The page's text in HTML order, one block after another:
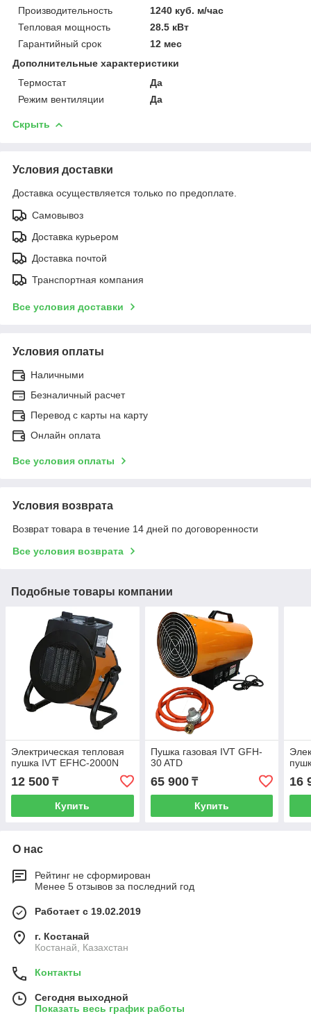
Производительность
1240 куб. м/час
Тепловая мощность
28.5 кВт
Гарантийный срок
12 мес
Дополнительные характеристики
Термостат
Да
Режим вентиляции
Да
Скрыть
Условия доставки
Доставка осуществляется только по предоплате.
Самовывоз
Доставка курьером
Доставка почтой
Транспортная компания
Все условия доставки
Условия оплаты
Наличными
Безналичный расчет
Перевод с карты на карту
Онлайн оплата
Все условия оплаты
Условия возврата
Возврат товара в течение 14 дней по договоренности
Все условия возврата
Подобные товары компании
Электрическая тепловая
пушка IVT EFHC-2000N
12 500 ₸
Купить
Пушка газовая IVT GFH-
30 ATD
65 900₸
Купить
16
О нас
Рейтинг не сформирован
Менее 5 отзывов за последний год
Работает с 19.02.2019
г. Костанай
Костанай, Казахстан
Контакты
Сегодня выходной
Показать весь график работы